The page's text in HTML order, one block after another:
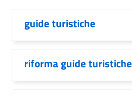
guide turistiche
riforma guide turistiche